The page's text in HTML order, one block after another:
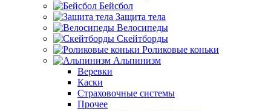
Бейсбол
Защита тела
Велосипеды
Скейтборды
Роликовые коньки
Альпинизм
Веревки
Каски
Страховочные системы
Прочее